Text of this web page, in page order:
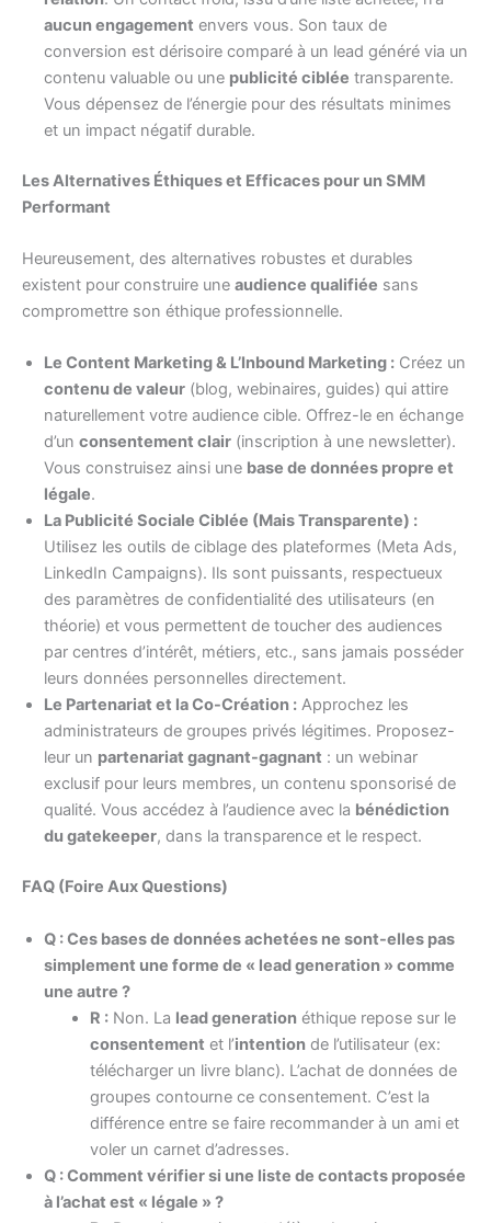
aucun engagement envers vous. Son taux de
conversion est dérisoire comparé à un lead généré via un
contenu valuable ou une publicité ciblée transparente.
Vous dépensez de l’énergie pour des résultats minimes
et un impact négatif durable.
Les Alternatives Éthiques et Efficaces pour un SMM
Performant
Heureusement, des alternatives robustes et durables
existent pour construire une audience qualifiée sans
compromettre son éthique professionnelle.
Le Content Marketing & L’Inbound Marketing : Créez un
contenu de valeur (blog, webinaires, guides) qui attire
naturellement votre audience cible. Offrez-le en échange
d’un consentement clair (inscription à une newsletter).
Vous construisez ainsi une base de données propre et
légale.
La Publicité Sociale Ciblée (Mais Transparente) :
Utilisez les outils de ciblage des plateformes (Meta Ads,
LinkedIn Campaigns). Ils sont puissants, respectueux
des paramètres de confidentialité des utilisateurs (en
théorie) et vous permettent de toucher des audiences
par centres d’intérêt, métiers, etc., sans jamais posséder
leurs données personnelles directement.
Le Partenariat et la Co-Création : Approchez les
administrateurs de groupes privés légitimes. Proposez-
leur un partenariat gagnant-gagnant : un webinar
exclusif pour leurs membres, un contenu sponsorisé de
qualité. Vous accédez à l’audience avec la bénédiction
du gatekeeper, dans la transparence et le respect.
FAQ (Foire Aux Questions)
Q : Ces bases de données achetées ne sont-elles pas
simplement une forme de « lead generation » comme
une autre ?
R :Non. La lead generationéthique repose sur le
consentement et l’intentionde l’utilisateur (ex:
télécharger un livre blanc). L’achat de données de
groupes contourne ce consentement. C’est la
différence entre se faire recommander à un ami et
voler un carnet d’adresses.
Q : Comment vérifier si une liste de contacts proposée
à l’achat est « légale » ?